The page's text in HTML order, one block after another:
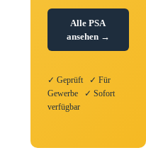
Alle PSA
ansehen →
✓ Geprüft ✓ Für
Gewerbe ✓ Sofort
verfügbar